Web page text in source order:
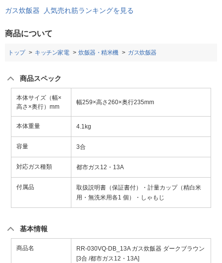
ガス炊飯器 人気売れ筋ランキングを見る
商品について
トップ キッチン家電 炊飯器・精米機 ガス炊飯器
商品スペック
本体サイズ（幅×
高さ×奥行）mm
幅259×高さ260×奥行235mm
本体重量 4.1kg
容量 3合
対応ガス種類 都市ガス12・13A
付属品
取扱説明書（保証書付）・計量カップ（精白米
用・無洗米用各1 個）・しゃもじ
基本情報
商品名
RR-030VQ-DB_13A ガス炊飯器 ダークブラウン
[3合 /都市ガス12・13A]